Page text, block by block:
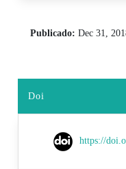
Publicado: Dec 31,
Doi
https://